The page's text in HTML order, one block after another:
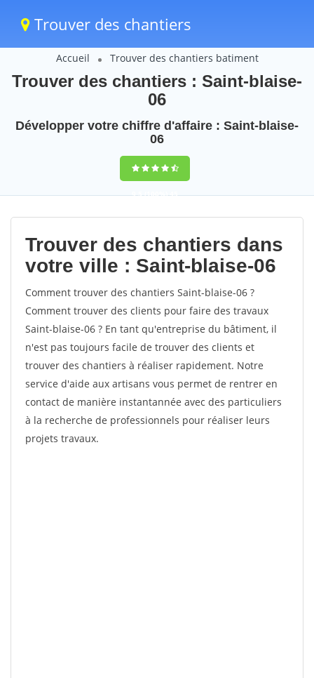
Trouver des chantiers
Accueil Trouver des chantiers batiment
Trouver des chantiers : Saint-blaise-
06
Développer votre chiffre d'affaire : Saint-blaise-
06
9,5(100%)45
votes
Trouver des chantiers dans
votre ville : Saint-blaise-06
Comment trouver des chantiers Saint-blaise-06 ?
Comment trouver des clients pour faire des travaux
Saint-blaise-06 ? En tant qu'entreprise du bâtiment, il
n'est pas toujours facile de trouver des clients et
trouver des chantiers à réaliser rapidement. Notre
service d'aide aux artisans vous permet de rentrer en
contact de manière instantannée avec des particuliers
à la recherche de professionnels pour réaliser leurs
projets travaux.